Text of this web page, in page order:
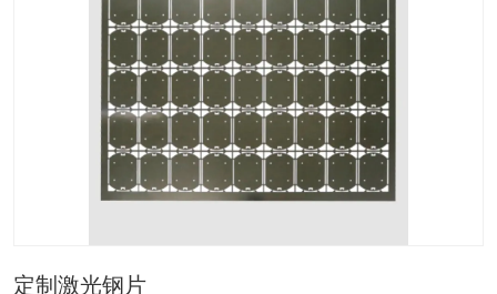
定制激光钢片